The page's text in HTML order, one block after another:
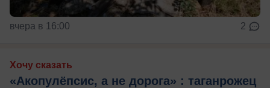
вчера в 16:00 2
Хочу сказать
«Акопулёпсис, а не дорога» : таганрожец